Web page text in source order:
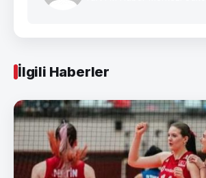
İlgili Haberler